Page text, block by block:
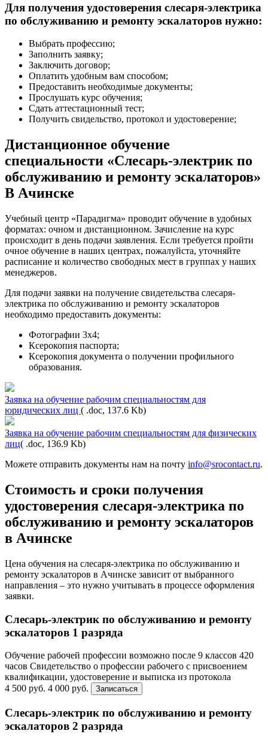
Для получения удостоверения слесаря-электрика
по обслуживанию и ремонту эскалаторов нужно:
Выбрать профессию;
Заполнить заявку;
Заключить договор;
Оплатить удобным вам способом;
Предоставить необходимые документы;
Прослушать курс обучения;
Сдать аттестационный тест;
Получить свидельство, протокол и удостоверение;
Дистанционное обучение
специальности «Слесарь-электрик по
обслуживанию и ремонту эскалаторов»
В Ачинске
Учебный центр «Парадигма» проводит обучение в удобных
форматах: очном и дистанционном. Зачисление на курс
происходит в день подачи заявления. Если требуется пройти
очное обучение в наших центрах, пожалуйста, уточняйте
расписание и количество свободных мест в группах у наших
менеджеров.
Для подачи заявки на получение свидетельства слесаря-
электрика по обслуживанию и ремонту эскалаторов
необходимо предоставить документы:
Фотографии 3х4;
Ксерокопия паспорта;
Ксерокопия документа о получении профильного
образования.
Заявка на обучение рабочим специальностям для
юридических лиц ( .doc, 137.6 Kb)
Заявка на обучение рабочим специальностям для физических
лиц( .doc, 136.9 Kb)
Можете отправить документы нам на почту info@srocontact.ru.
Стоимость и сроки получения
удостоверения слесаря-электрика по
обслуживанию и ремонту эскалаторов
в Ачинске
Цена обучения на слесаря-электрика по обслуживанию и
ремонту эскалаторов в Ачинске зависит от выбранного
направления – это нужно учитывать в процессе оформления
заявки.
Слесарь-электрик по обслуживанию и ремонту
эскалаторов 1 разряда
Обучение рабочей профессии возможно после 9 классов 420
часов Свидетельство о профессии рабочего с присвоением
квалификации, удостоверение и выписка из протокола
4 500 руб. 4 000 руб. Записаться
Слесарь-электрик по обслуживанию и ремонту
эскалаторов 2 разряда